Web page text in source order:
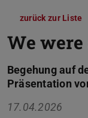
zurück zur Liste
We
Begehung auf
Präsentation
17.04.2026